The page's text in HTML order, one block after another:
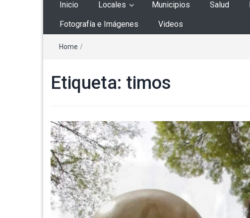
Inicio Locales Municipios Salud
Fotografía e Imágenes Videos
Home /
Etiqueta: timos